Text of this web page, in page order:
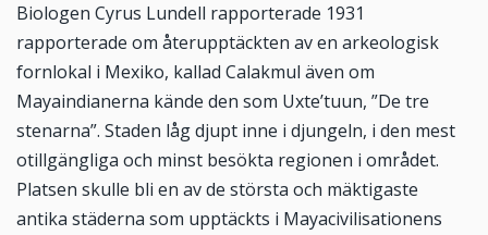
Biologen Cyrus Lundell rapporterade 1931
rapporterade om återupptäckten av en arkeologisk
fornlokal i Mexiko, kallad Calakmul även om
Mayaindianerna kände den som Uxte’tuun, ”De tre
stenarna”. Staden låg djupt inne i djungeln, i den mest
otillgängliga och minst besökta regionen i området.
Platsen skulle bli en av de största och mäktigaste
antika städerna som upptäckts i Mayacivilisationens